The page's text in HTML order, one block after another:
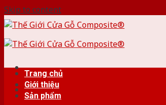
Skip to content
Trang chủ
Giới thiệu
Sản phẩm